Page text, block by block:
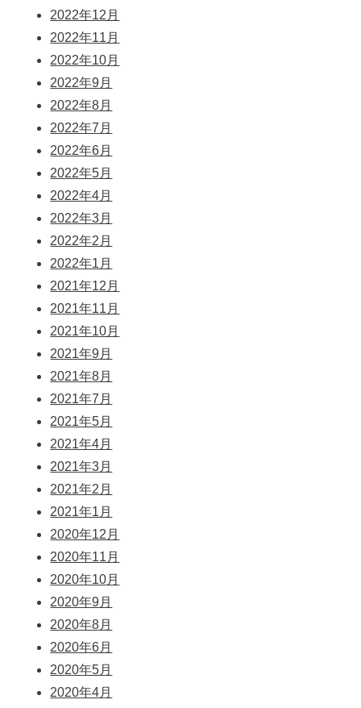
2022年12月
2022年11月
2022年10月
2022年9月
2022年8月
2022年7月
2022年6月
2022年5月
2022年4月
2022年3月
2022年2月
2022年1月
2021年12月
2021年11月
2021年10月
2021年9月
2021年8月
2021年7月
2021年5月
2021年4月
2021年3月
2021年2月
2021年1月
2020年12月
2020年11月
2020年10月
2020年9月
2020年8月
2020年6月
2020年5月
2020年4月